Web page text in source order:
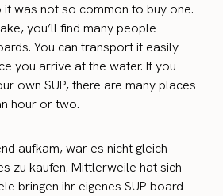
was not so common to buy one.
you’ll find many people
You can transport it easily
you arrive at the water. If you
own SUP, there are many places
hour or two.
aufkam, war es nicht gleich
zu kaufen. Mittlerweile hat sich
bringen ihr eigenes SUP board